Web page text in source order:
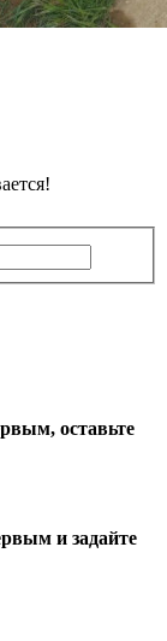
оставьте
и задайте